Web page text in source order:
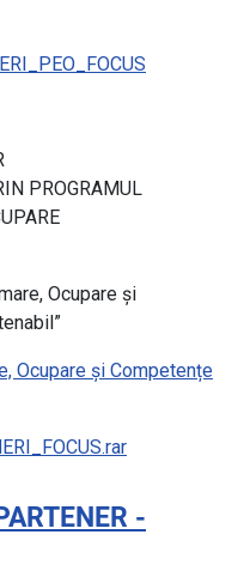
PROGRAMUL
Ocupare și
Ocupare și Competențe
-